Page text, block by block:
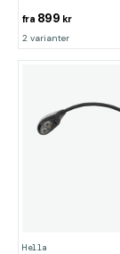
fra 899 kr
2 varianter
Hella